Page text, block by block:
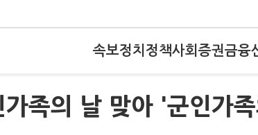
속보정치 정책사회 증권금융
족의 날 맞아 '군인가족